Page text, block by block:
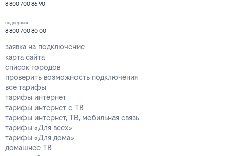
8 800 700 86 90
поддержка
8 800 700 80 00
заявка на подключение
карта сайта
список городов
проверить возможность подключения
все тарифы
тарифы интернет
тарифы интернет с ТВ
тарифы интернет, ТВ, мобильная связь
тарифы «Для всех»
тарифы «Для дома»
домашнее ТВ